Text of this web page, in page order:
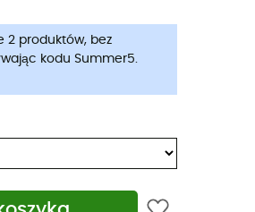
2 produktów, bez
kodu Summer5.